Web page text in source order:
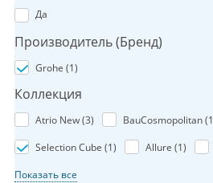
Да
Производитель (Бренд)
Grohe (1)
Коллекция
Atrio New (3) BauCosmopolitan (1
Selection Cube (1) Allure (1)
Показать все